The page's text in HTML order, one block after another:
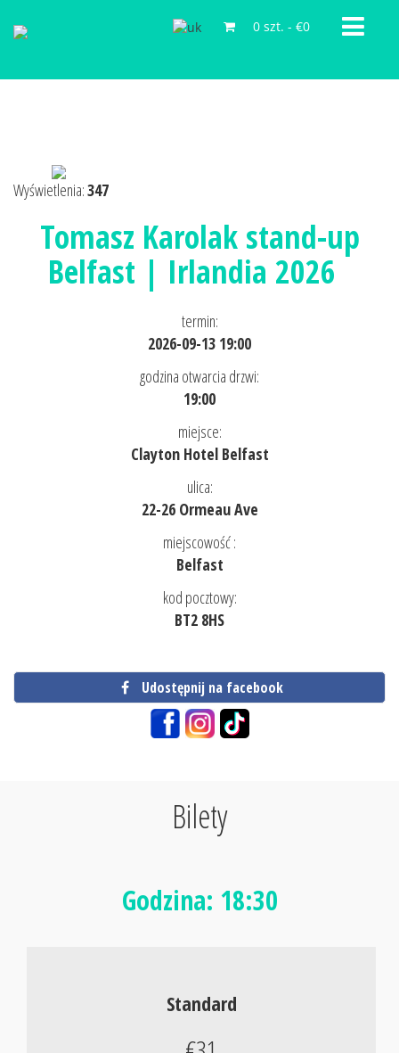
0 szt. - €0
Wyświetlenia:347
Tomasz Karolak stand-up
Belfast | Irlandia 2026
termin:
2026-09-13 19:00
godzina otwarcia drzwi:
19:00
miejsce:
Clayton Hotel Belfast
ulica:
22-26 Ormeau Ave
miejscowość :
Belfast
kod pocztowy:
BT2 8HS
Udostępnij na facebook
Bilety
Godzina: 18:30
Standard